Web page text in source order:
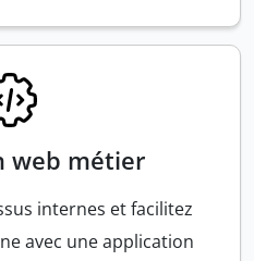
web métier
internes et facilitez
avec une application